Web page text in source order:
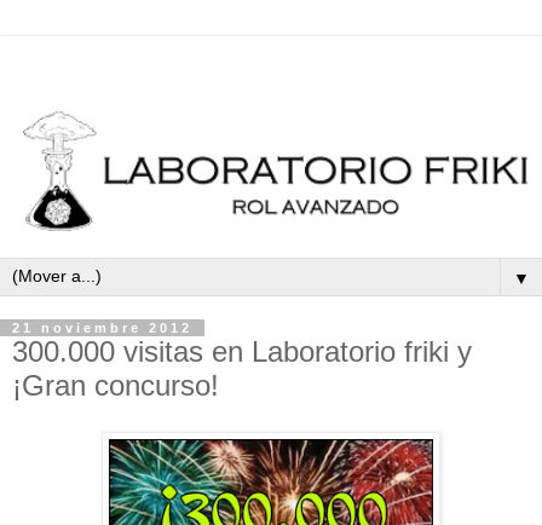
▼
21 noviembre 2012
300.000 visitas en Laboratorio friki y
¡Gran concurso!